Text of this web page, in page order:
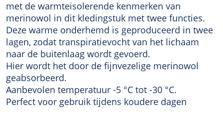
met de warmteisolerende kenmerken van
merinowol in dit kledingstuk met twee functies.
Deze warme onderhemd is geproduceerd in twee
lagen, zodat transpiratievocht van het lichaam
naar de buitenlaag wordt gevoerd.
Hier wordt het door de fijnvezelige merinowol
geabsorbeerd.
Aanbevolen temperatuur -5 °C tot -30 °C.
Perfect voor gebruik tijdens koudere dagen